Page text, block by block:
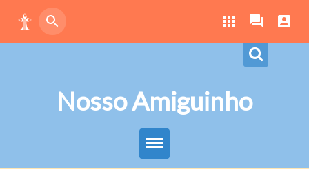
Nosso Amiguinho